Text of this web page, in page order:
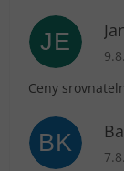
JE
Ceny
BK